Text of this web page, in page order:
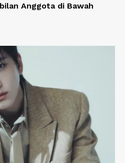
Anggota di Bawah